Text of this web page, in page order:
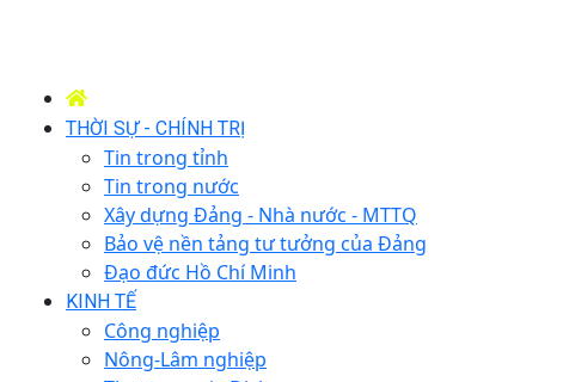
THỜI SỰ - CHÍNH TRỊ
Tin trong tỉnh
Tin trong nước
Xây dựng Đảng - Nhà nước - MTTQ
Bảo vệ nền tảng tư tưởng của Đảng
Đạo đức Hồ Chí Minh
KINH TẾ
Công nghiệp
Nông-Lâm nghiệp